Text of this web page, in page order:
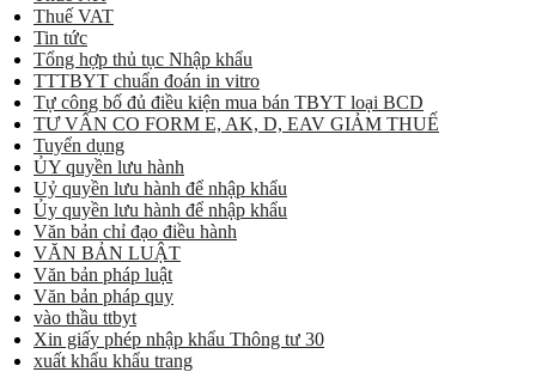
Thuế VAT
Tin tức
Tổng hợp thủ tục Nhập khẩu
TTTBYT chuẩn đoán in vitro
Tự công bố đủ điều kiện mua bán TBYT loại BCD
TƯ VẤN CO FORM E, AK, D, EAV GIẢM THUẾ
Tuyển dụng
ỦY quyền lưu hành
Uỷ quyền lưu hành để nhập khẩu
Ủy quyền lưu hành để nhập khẩu
Văn bản chỉ đạo điều hành
VĂN BẢN LUẬT
Văn bản pháp luật
Văn bản pháp quy
vào thầu ttbyt
Xin giấy phép nhập khẩu Thông tư 30
xuất khẩu khẩu trang